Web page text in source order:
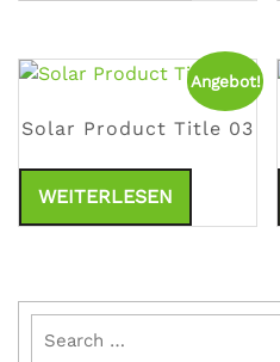
Angebot!
Solar Product Title 03
WEITERLESEN